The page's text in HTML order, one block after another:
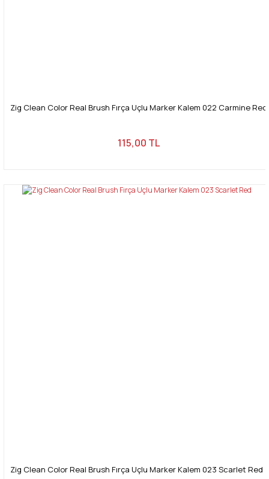
Zig Clean Color Real Brush Fırça Uçlu Marker Kalem 022 Carmine Red
115,00 TL
Zig Clean Color Real Brush Fırça Uçlu Marker Kalem 023 Scarlet Red